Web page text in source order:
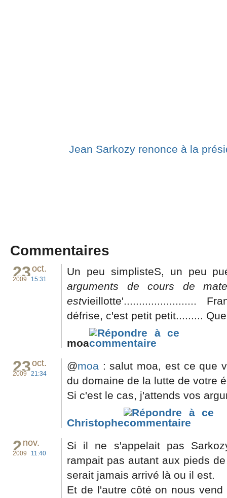
Jean Sarkozy renonce à la
Commentaires
23oct.
2009 15:31
Un peu simplisteS, un peu
arguments de cours de
estvieillotte'........................
défrise, c'est petit petit.........
moa
23oct.
2009 21:34
@moa : salut moa, est ce que
du domaine de la lutte de votre
Si c'est le cas, j'attends vos
Christophe
2nov.
2009 11:40
Si il ne s'appelait pas
rampait pas autant aux pieds
serait jamais arrivé là ou il est.
Et de l'autre côté on nous